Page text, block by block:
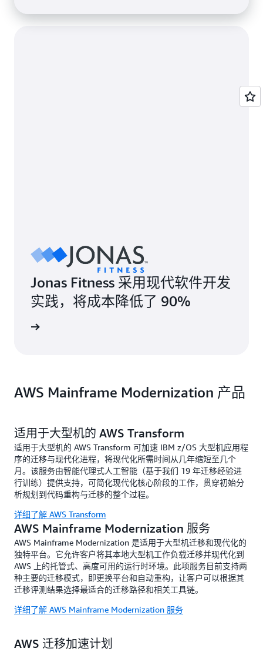
Jonas Fitness 采用现代软件开发
实践，将成本降低了 90%
AWS Mainframe Modernization 产品
适用于大型机的 AWS Transform
适用于大型机的 AWS Transform 可加速 IBM z/OS 大型机应用程
序的迁移与现代化进程，将现代化所需时间从几年缩短至几个
月。该服务由智能代理式人工智能（基于我们 19 年迁移经验进
行训练）提供支持，可简化现代化核心阶段的工作，贯穿初始分
析规划到代码重构与迁移的整个过程。
详细了解 AWS Transform
AWS Mainframe Modernization 服务
AWS Mainframe Modernization 是适用于大型机迁移和现代化的
独特平台。它允许客户将其本地大型机工作负载迁移并现代化到
AWS 上的托管式、高度可用的运行时环境。此项服务目前支持两
种主要的迁移模式，即更换平台和自动重构，让客户可以根据其
迁移评测结果选择最适合的迁移路径和相关工具链。
详细了解 AWS Mainframe Modernization 服务
AWS 迁移加速计划